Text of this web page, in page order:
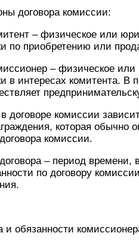
договора комиссии:
– физическое или
по приобретению или
– физическое
в интересах комитента.
договоре комиссии
которая обычно
комиссии.
– период времени,
по договору
и обязанности